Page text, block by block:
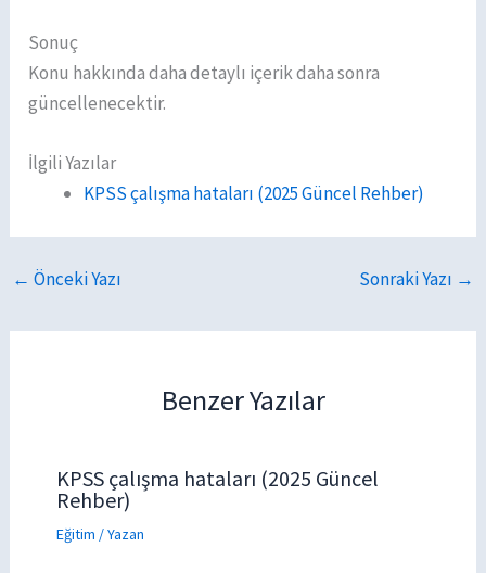
Sonuç
Konu hakkında daha detaylı içerik daha sonra
güncellenecektir.
İlgili Yazılar
KPSS çalışma hataları (2025 Güncel Rehber)
← Önceki Yazı Sonraki Yazı →
Benzer Yazılar
KPSS çalışma hataları (2025 Güncel
Rehber)
Eğitim / Yazan